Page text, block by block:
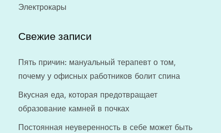
Электрокары
Свежие записи
Пять причин: мануальный терапевт о том,
почему у офисных работников болит спина
Вкусная еда, которая предотвращает
образование камней в почках
Постоянная неуверенность в себе может быть